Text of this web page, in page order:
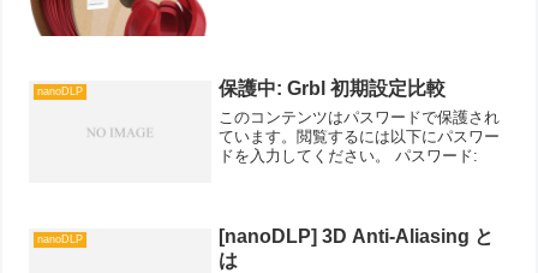
nanoDLP 保護中: Grbl 初期設定比較
このコンテンツはパスワードで保護され
ています。閲覧するには以下にパスワー
ドを入力してください。 パスワード:
nanoDLP
[nanoDLP] 3D Anti-Aliasing と
は